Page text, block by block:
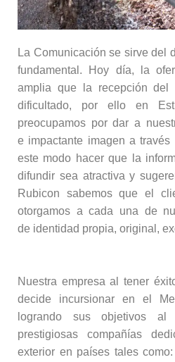
La Comunicación se sirve del
fundamental. Hoy día, la
amplia que la recepción del
dificultado, por ello en
preocupamos por dar a
e impactante imagen a
este modo hacer que la
difundir sea atractiva y
Rubicon sabemos que el
otorgamos a cada una de
de identidad propia, original,
Nuestra empresa al tener
decide incursionar en el
logrando sus objetivos
prestigiosas compañías
exterior en países tales